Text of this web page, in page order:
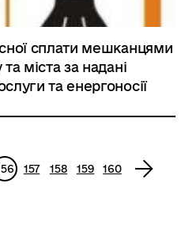
сплати мешканцями
міста за надані
та енергоносії
157 158 159 160